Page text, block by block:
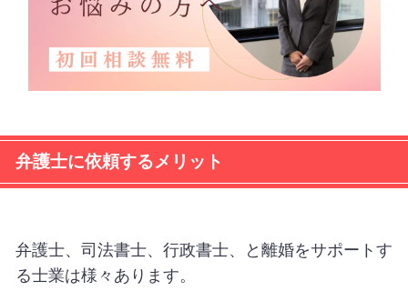
弁護士に依頼するメリット
弁護士、司法書士、行政書士、と離婚をサポートす
る士業は様々あります。